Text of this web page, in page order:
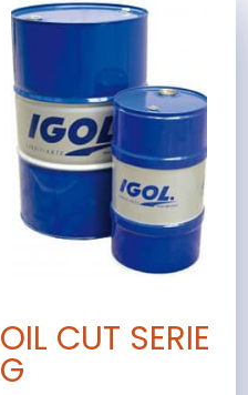
OIL CUT SERIE
G